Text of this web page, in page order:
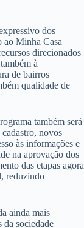
dos
ao Minha Casa
direcionados
à
de bairros
qualidade de
também será
novos
às informações e
na aprovação dos
das etapas agora
reduzindo
ainda mais
da sociedade